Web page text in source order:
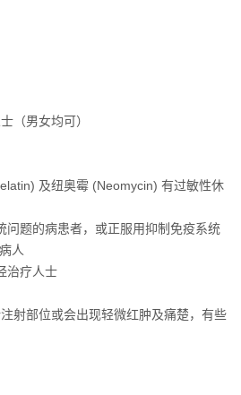
（男女均可）
及纽奥霉 (Neomycin) 有过敏性休
问题的病患者，或正服用抑制免疫系统
人
治疗人士
射部位或会出现轻微红肿及痛楚，有些